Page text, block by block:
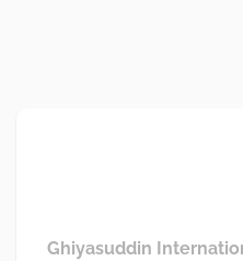
Ghiyasuddin